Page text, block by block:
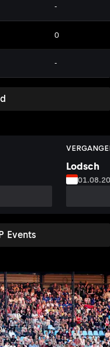
-
0
-
Events
Lodsch